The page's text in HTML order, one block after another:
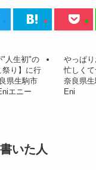
"人生初"の
祭り】に行
県生駒市
エニー
やっぱ
忙しくて
奈良県
Eni
いた人